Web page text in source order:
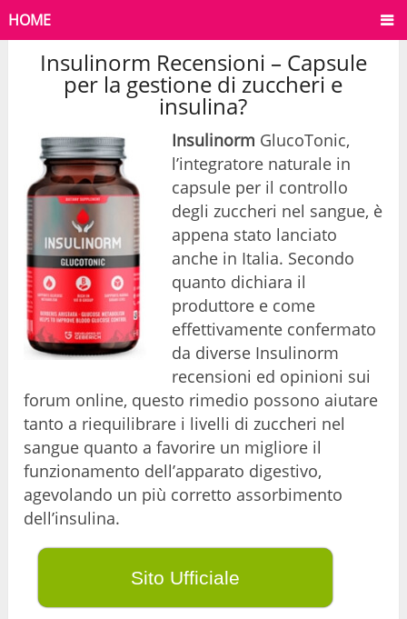
HOME
Insulinorm Recensioni – Capsule
per la gestione di zuccheri e
insulina?
Insulinorm GlucoTonic,
l’integratore naturale in
capsule per il controllo
degli zuccheri nel sangue, è
appena stato lanciato
anche in Italia. Secondo
quanto dichiara il
produttore e come
effettivamente confermato
da diverse Insulinorm
recensioni ed opinioni sui
forum online, questo rimedio possono aiutare
tanto a riequilibrare i livelli di zuccheri nel
sangue quanto a favorire un migliore il
funzionamento dell’apparato digestivo,
agevolando un più corretto assorbimento
dell’insulina.
Sito Ufficiale